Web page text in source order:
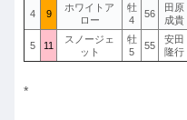
4 9
ホワイトア
ロー
牡
4
56
田原
成貴
5 11
スノージェ
ット
牡
5
55
安田
隆行
*